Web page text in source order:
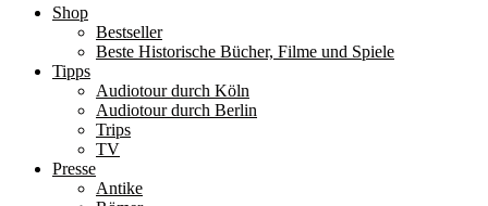
Shop
Bestseller
Beste Historische Bücher, Filme und Spiele
Tipps
Audiotour durch Köln
Audiotour durch Berlin
Trips
TV
Presse
Antike